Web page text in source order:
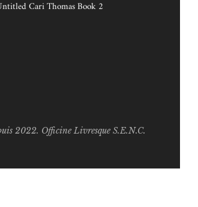
Cari Thomas Book 2
2022. Officine Livresque S.E.N.C.